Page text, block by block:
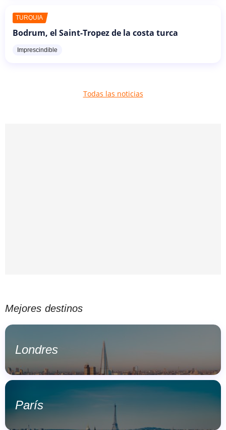
TURQUÍA
Bodrum, el Saint-Tropez de la costa turca
Imprescindible
Todas las noticias
Mejores destinos
Londres
París